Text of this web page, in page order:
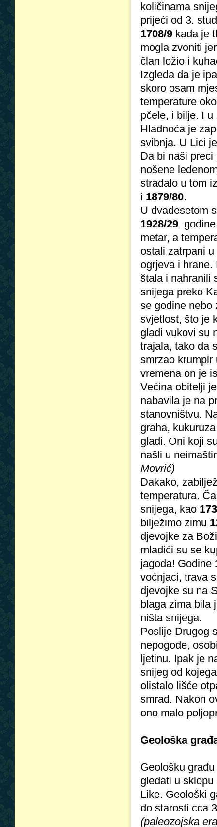
količinama
prijeći od 3.
1708/9 kada je
mogla zvoniti
član ložio i
Izgleda da je
skoro osam
temperature
pčele, i bilje. I
Hladnoća je
svibnja. U Lici
Da bi naši
nošene
stradalo u tom
i 1879/80.
U dvadesetom
1928/29.
metar, a
ostali zatrpani
ogrjeva i
štala i nahranili
snijega preko
se godine nebo
svjetlost, što je
gladi vukovi su
trajala, tako da
smrzao krumpir
vremena on je
Većina obitelji
nabavila je na
stanovništvu.
graha,
gladi. Oni koji
našli u
Movrić)
Dakako,
temperatura.
snijega, kao
bilježimo zimu
djevojke za
mladići su se
jagoda! Godine
voćnjaci, trava
djevojke su na
blaga zima bila
ništa snijega.
Poslije Drugog
nepogode,
ljetinu. Ipak je
snijeg od
olistalo lišće
smrad. Nakon
ono malo
Geološka
Geološku
gledati u
Like. Geološki
do starosti cca
(paleozojska